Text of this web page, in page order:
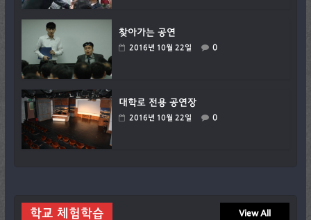
찾아가는 공연
2016년 10월 22일 0
대학로 전용 공연장
2016년 10월 22일 0
학교 체험학습 View All